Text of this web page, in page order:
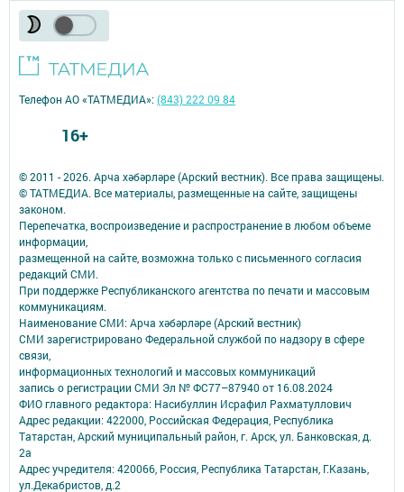
© 2011 - 2026. Арча хәбәрләре (Арский вестник). Все права защищены.
© ТАТМЕДИА. Все материалы, размещенные на сайте, защищены
законом.
Перепечатка, воспроизведение и распространение в любом объеме
информации,
размещенной на сайте, возможна только с письменного согласия
редакций СМИ.
При поддержке Республиканского агентства по печати и массовым
коммуникациям.
Наименование СМИ: Арча хәбәрләре (Арский вестник)
СМИ зарегистрировано Федеральной службой по надзору в сфере
связи,
информационных технологий и массовых коммуникаций
запись о регистрации СМИ Эл № ФС77–87940 от 16.08.2024
ФИО главного редактора: Насибуллин Исрафил Рахматуллович
Адрес редакции: 422000, Российская Федерация, Республика
Татарстан, Арский муниципальный район, г. Арск, ул. Банковская, д.
2а
Адрес учредителя: 420066, Россия, Республика Татарстан, Г.Казань,
ул.Декабристов, д.2
Телефон АО «ТАТМЕДИА»:(843) 222 09 84
16+